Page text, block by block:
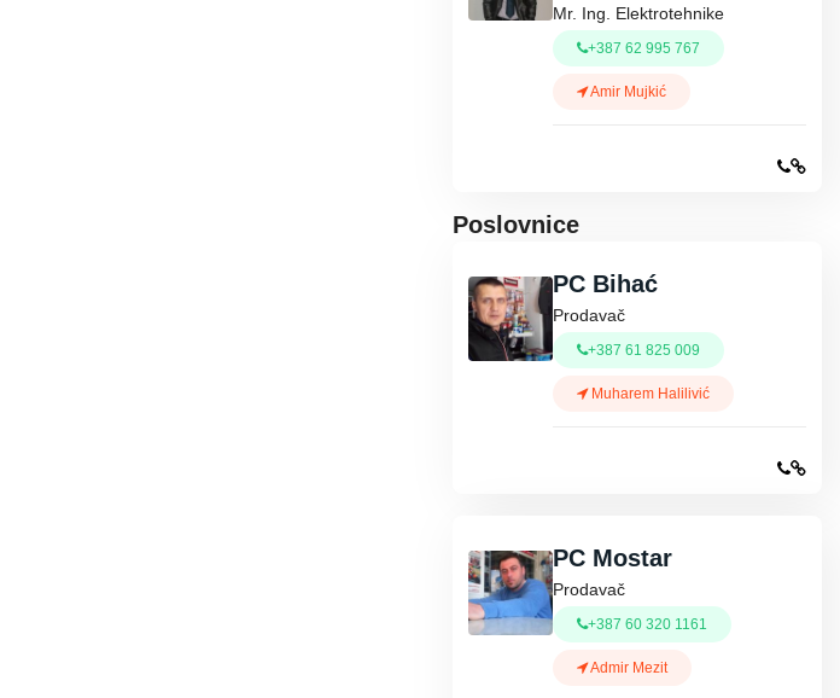
Mr. Ing. Elektrotehnike
+387 62 995 767
Amir Mujkić
Poslovnice
PC Bihać
Prodavač
+387 61 825 009
Muharem Halilivić
PC Mostar
Prodavač
+387 60 320 1161
Admir Mezit